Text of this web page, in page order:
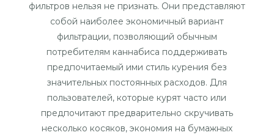
фильтров нельзя не признать. Они представляют
собой наиболее экономичный вариант
фильтрации, позволяющий обычным
потребителям каннабиса поддерживать
предпочитаемый ими стиль курения без
значительных постоянных расходов. Для
пользователей, которые курят часто или
предпочитают предварительно скручивать
несколько косяков, экономия на бумажных